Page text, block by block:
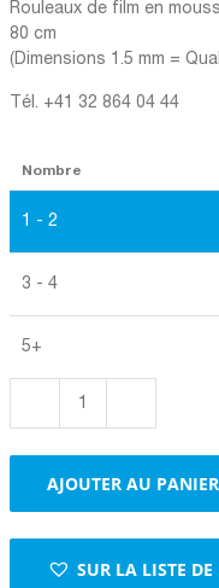
Rouleaux de film en
80 cm
(Dimensions 1.5 mm =
Tél. +41 32 864 04 44
Nombre
1 - 2
3 - 4
5+
de
film
en
mousse
AJOUTER AU PANIER
SUR LA LISTE DE